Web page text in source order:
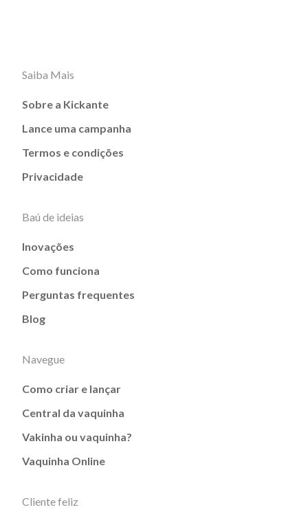
Saiba Mais
Sobre a Kickante
Lance uma campanha
Termos e condições
Privacidade
Baú de ideias
Inovações
Como funciona
Perguntas frequentes
Blog
Navegue
Como criar e lançar
Central da vaquinha
Vakinha ou vaquinha?
Vaquinha Online
Cliente feliz